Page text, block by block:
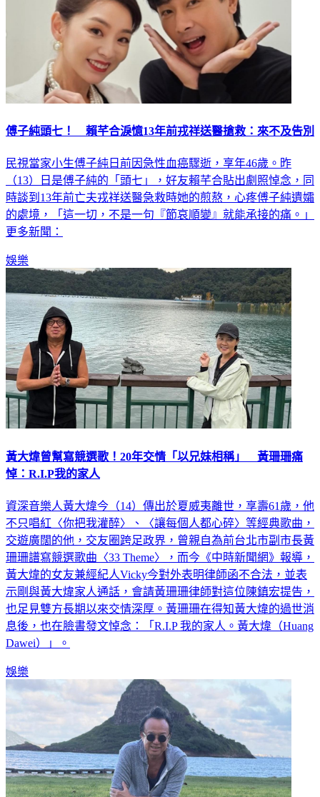
傅子純頭七！ 賴芊合淚憶13年前戎祥送醫搶救：來不及告別
民視當家小生傅子純日前因急性血癌驟逝，享年46歲。昨
（13）日是傅子純的「頭七」，好友賴芊合貼出劇照悼念，同
時談到13年前亡夫戎祥送醫急救時她的煎熬，心疼傅子純遺孀
的處境，「這一切，不是一句『節哀順變』就能承接的痛。」
更多新聞：
娛樂
黃大煒曾幫寫競選歌！20年交情「以兄妹相稱」 黃珊珊痛
悼：R.I.P我的家人
資深音樂人黃大煒今（14）傳出於夏威夷離世，享壽61歲，他
不只唱紅〈你把我灌醉〉、〈讓每個人都心碎〉等經典歌曲，
交遊廣闊的他，交友圈跨足政界，曾親自為前台北市副市長黃
珊珊譜寫競選歌曲〈33 Theme〉，而今《中時新聞網》報導，
黃大煒的女友兼經紀人Vicky今對外表明律師函不合法，並表
示剛與黃大煒家人通話，會請黃珊珊律師對這位陳鎮宏提告，
也足見雙方長期以來交情深厚。黃珊珊在得知黃大煒的過世消
息後，也在臉書發文悼念：「R.I.P 我的家人。黃大煒（Huang
Dawei）」。
娛樂